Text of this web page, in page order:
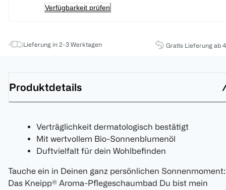
Verfügbarkeit prüfen
Lieferung in 2-3 Werktagen Gratis Lieferung ab
Produktdetails
Verträglichkeit dermatologisch bestätigt
Mit wertvollem Bio-Sonnenblumenöl
Duftvielfalt für dein Wohlbefinden
Tauche ein in Deinen ganz persönlichen Sonnenmoment:
Das Kneipp® Aroma-Pflegeschaumbad Du bist mein